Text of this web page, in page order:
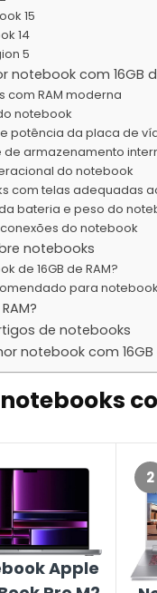
15
14
5
com 16GB
com RAM moderna
notebook
potência da placa de
de armazenamento
do notebook
com telas adequadas
bateria e peso do
do notebook
notebooks
de 16GB de RAM?
para
de notebooks
notebook com
Apple
2